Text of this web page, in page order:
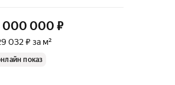
000 000 ₽
032 ₽ за м²
показ